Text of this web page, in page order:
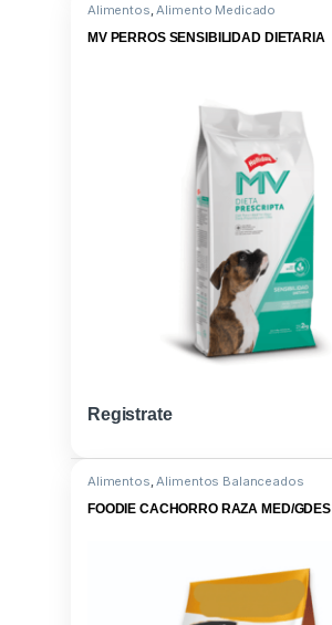
Alimentos Alimento Medicado
MV PERROS SENSIBILIDAD DIETARIA
Registrate
Alimentos,Alimentos Balanceados
FOODIE CACHORRO RAZA MED/GDES